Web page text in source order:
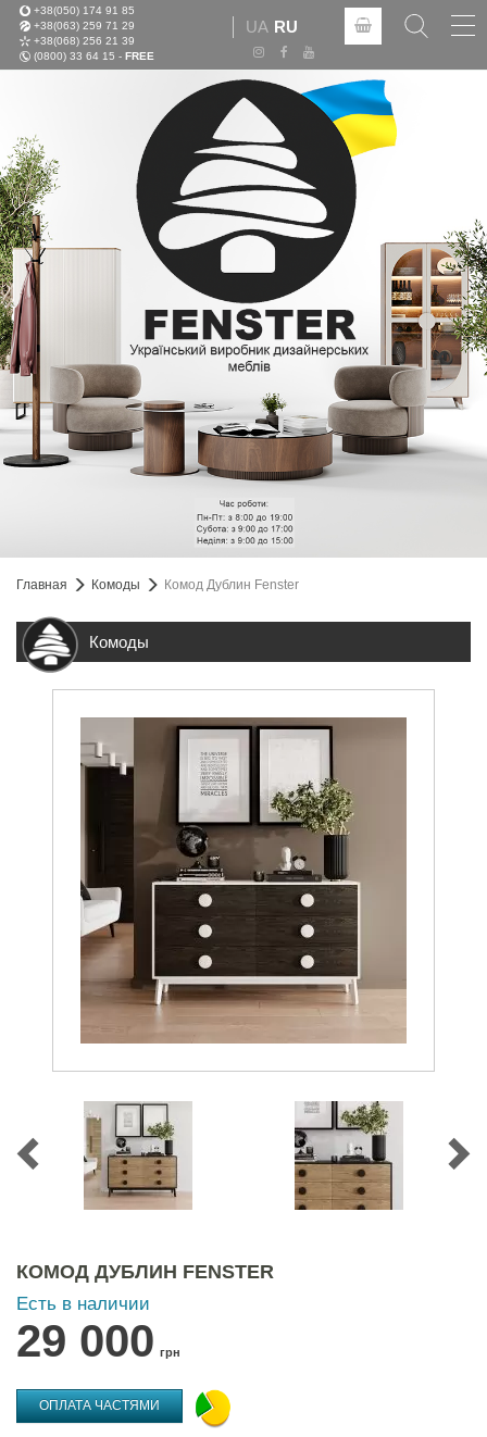
+38(050) 174 91 85
+38(063) 259 71 29
+38(068) 256 21 39
(0800) 33 64 15 - FREE
UA RU
Главная Комоды Комод Дублин Fenster
Комоды
КОМОД ДУБЛИН FENSTER
Есть в наличии
29 000 грн
ОПЛАТА ЧАСТЯМИ